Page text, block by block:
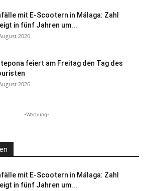
mit E-Scootern in Málaga: Zahl
in fünf Jahren um...
2026
feiert am Freitag den Tag des
2026
-Werbung-
mit E-Scootern in Málaga: Zahl
in fünf Jahren um...